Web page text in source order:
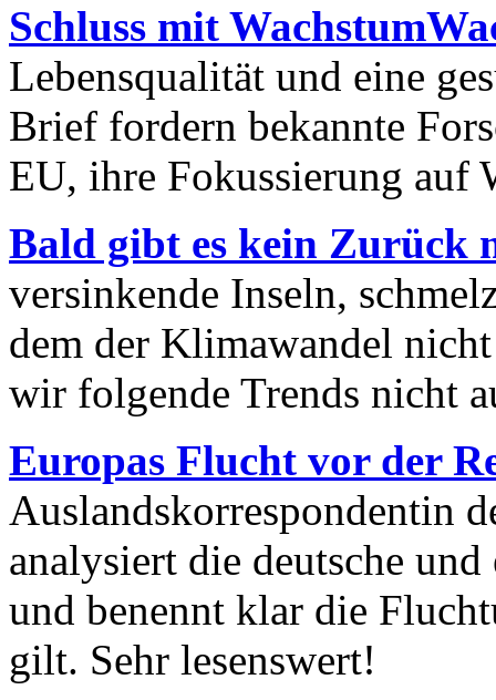
Schluss mit
Lebensqualität und eine
Brief fordern bekannte
EU, ihre Fokussierung auf
Bald gibt es kein Zurück
versinkende Inseln,
dem der Klimawandel
wir folgende Trends nicht
Europas Flucht vor der
Auslandskorrespondentin
analysiert die deutsche
und benennt klar die
gilt. Sehr lesenswert!